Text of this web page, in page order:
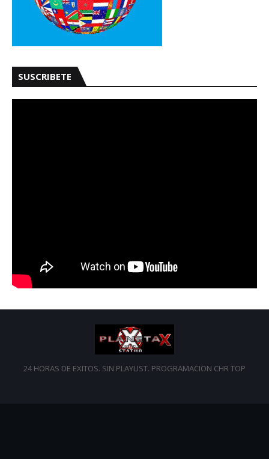
SUSCRIBETE
24 HORAS DE EXITOS. SIN PLAYLIST. PROGRAMACION CHR TOP